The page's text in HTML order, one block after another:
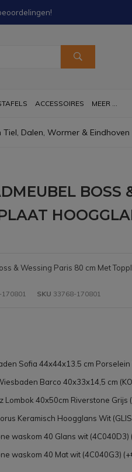
ACCESSOIRES MEER ...
Dalen, Wormer & Eindhoven
BOSS
& Wessing Paris 80 cm Met
SKU 33768-170801
Sofia 44x44x13.5 cm Porselein
Barco 40x33x14,5 cm
Lombok 40x50cm Riverstone Grijs
Keramisch Hoogglans Wit
waskom 40 Glans wit (4C040D3)
waskom 40 Mat wit (4C040G3)